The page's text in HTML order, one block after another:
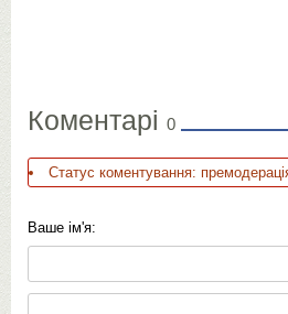
Коментарі 0
Статус коментування:
Ваше ім'я: